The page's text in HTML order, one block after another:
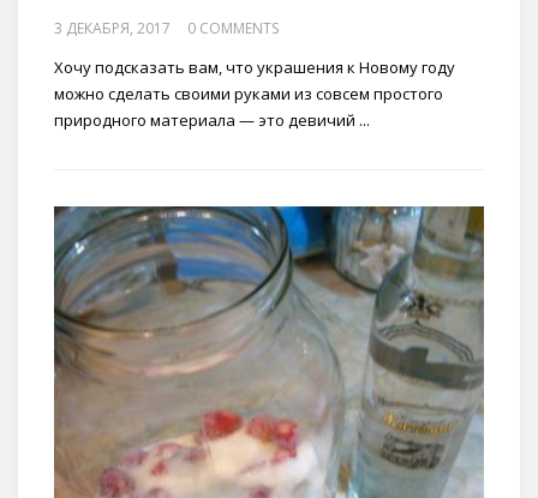
3 ДЕКАБРЯ, 2017 0 COMMENTS
Хочу подсказать вам, что украшения к Новому году
можно сделать своими руками из совсем простого
природного материала — это девичий ...